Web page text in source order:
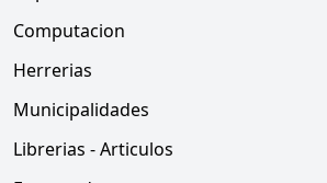
Computacion
Herrerias
Municipalidades
Librerias - Articulos